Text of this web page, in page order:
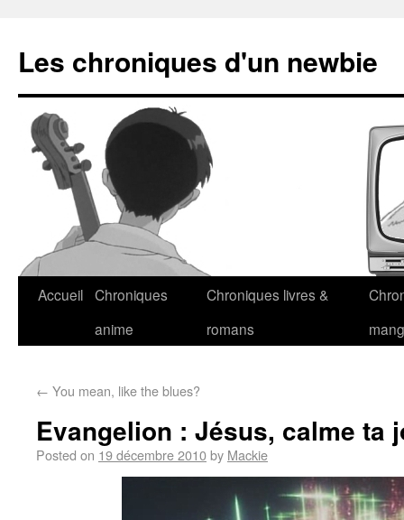
Les chroniques d'un newbie
Accueil Chroniques
anime
Chroniques livres &
romans
← You mean, like the blues?
Evangelion : Jésus, calme ta
Posted on 19 décembre 2010by Mackie